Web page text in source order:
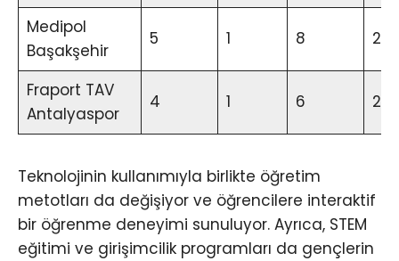
Medipol
Başakşehir
5 1 8 2
Fraport TAV
Antalyaspor
4 1 6 2
Teknolojinin kullanımıyla birlikte öğretim
metotları da değişiyor ve öğrencilere interaktif
bir öğrenme deneyimi sunuluyor. Ayrıca, STEM
eğitimi ve girişimcilik programları da gençlerin